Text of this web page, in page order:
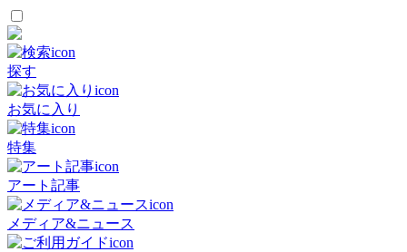
探す
お気に入り
特集
アート記事
メディア&ニュース